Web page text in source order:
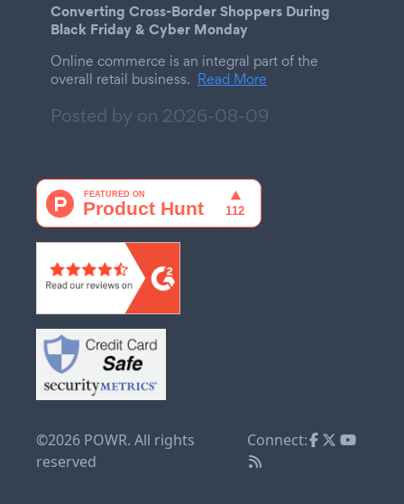
Converting Cross-Border Shoppers During
Black Friday & Cyber Monday
Online commerce is an integral part of the
overall retail business. Read More
Posted by on 2026-08-09
©2026 POWR. All rights
reserved
Connect: